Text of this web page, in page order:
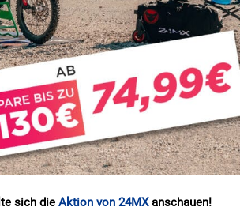
sich dieAktion von 24MXanschauen!